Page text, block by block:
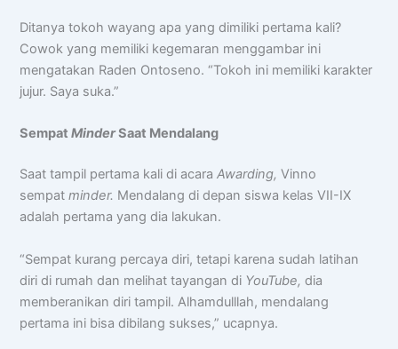
Ditanya tokoh wayang apa yang dimiliki pertama kali?
Cowok yang memiliki kegemaran menggambar ini
mengatakan Raden Ontoseno. “Tokoh ini memiliki karakter
jujur. Saya suka.”
SempatMinderSaat Mendalang
Saat tampil pertama kali di acaraAwarding, Vinno
sempatminder. Mendalang di depan siswa kelas VII-IX
adalah pertama yang dia lakukan.
“Sempat kurang percaya diri, tetapi karena sudah latihan
diri di rumah dan melihat tayangan di YouTube, dia
memberanikan diri tampil. Alhamdulllah, mendalang
pertama ini bisa dibilang sukses,” ucapnya.